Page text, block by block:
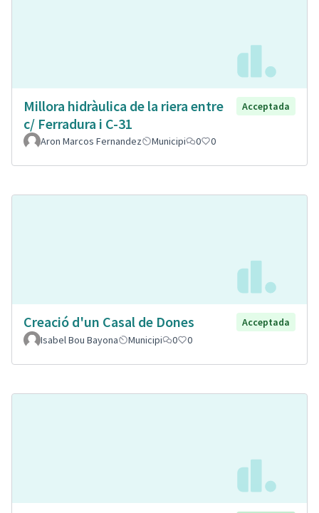
Millora hidràulica de la riera entre
c/ Ferradura i C-31
Acceptada
Aron Marcos Fernandez Municipi 0 0
Creació d'un Casal de Dones
Acceptada
Isabel Bou Bayona
Municipi 0 0